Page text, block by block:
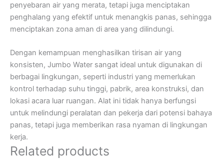
penyebaran air yang merata, tetapi juga menciptakan
penghalang yang efektif untuk menangkis panas, sehingga
menciptakan zona aman di area yang dilindungi.
Dengan kemampuan menghasilkan tirisan air yang
konsisten, Jumbo Water sangat ideal untuk digunakan di
berbagai lingkungan, seperti industri yang memerlukan
kontrol terhadap suhu tinggi, pabrik, area konstruksi, dan
lokasi acara luar ruangan. Alat ini tidak hanya berfungsi
untuk melindungi peralatan dan pekerja dari potensi bahaya
panas, tetapi juga memberikan rasa nyaman di lingkungan
kerja.
Related products